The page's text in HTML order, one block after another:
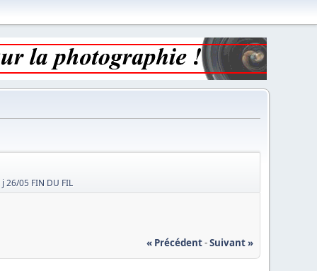
26/05 FIN DU FIL
« Précédent-Suivant »